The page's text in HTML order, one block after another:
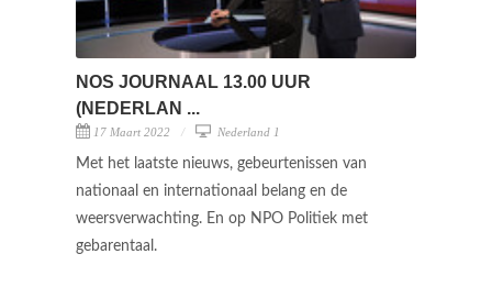
NOS JOURNAAL 13.00 UUR
(NEDERLAN ...
17 Maart 2022 Nederland 1
Met het laatste nieuws, gebeurtenissen van
nationaal en internationaal belang en de
weersverwachting. En op NPO Politiek met
gebarentaal.